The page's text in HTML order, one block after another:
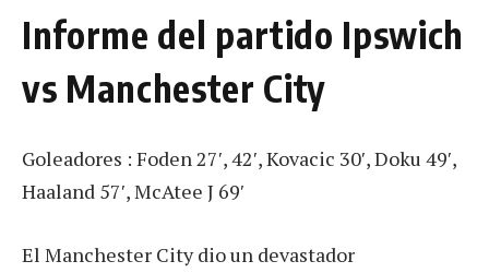
Informe del partido Ipswich
vs Manchester City
Goleadores : Foden 27′, 42′, Kovacic 30′, Doku 49′,
Haaland 57′, McAtee J 69′
El Manchester City dio un devastador